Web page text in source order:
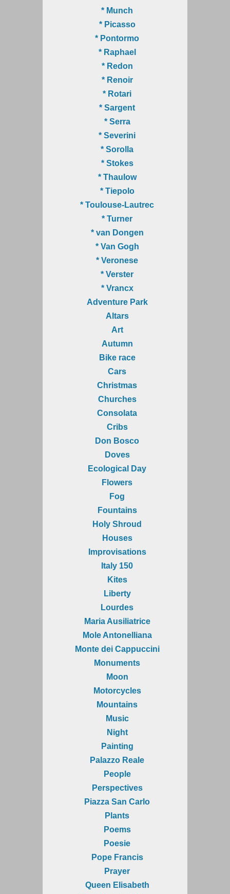
* Munch
* Picasso
* Pontormo
* Raphael
* Redon
* Renoir
* Rotari
* Sargent
* Serra
* Severini
* Sorolla
* Stokes
* Thaulow
* Tiepolo
* Toulouse-Lautrec
* Turner
* van Dongen
* Van Gogh
* Veronese
* Verster
* Vrancx
Adventure Park
Altars
Art
Autumn
Bike race
Cars
Christmas
Churches
Consolata
Cribs
Don Bosco
Doves
Ecological Day
Flowers
Fog
Fountains
Holy Shroud
Houses
Improvisations
Italy 150
Kites
Liberty
Lourdes
Maria Ausiliatrice
Mole Antonelliana
Monte dei Cappuccini
Monuments
Moon
Motorcycles
Mountains
Music
Night
Painting
Palazzo Reale
People
Perspectives
Piazza San Carlo
Plants
Poems
Poesie
Pope Francis
Prayer
Queen Elisabeth